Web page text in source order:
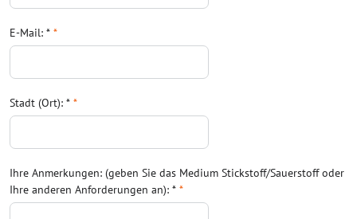
E-Mail: * *
Stadt (Ort): * *
Ihre Anmerkungen: (geben Sie das Medium Stickstoff/Sauerstoff oder
Ihre anderen Anforderungen an): * *